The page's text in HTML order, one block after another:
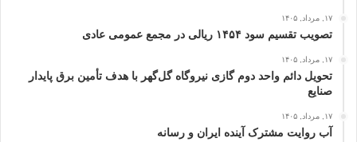
۱۷, مرداد, ۱۴۰۵
تصویب تقسیم سود ۱۴۵۴ ریالی در مجمع عمومی عادی
۱۷, مرداد, ۱۴۰۵
تحویل دائم واحد دوم گازی نیروگاه گل‌گهر با هدف تأمین برق پایدار
صنایع
۱۷, مرداد, ۱۴۰۵
آب روایت مشترک آینده ایران و رسانه